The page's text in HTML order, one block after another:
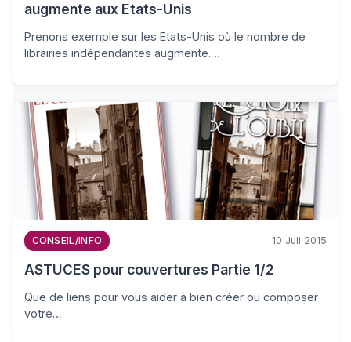
augmente aux Etats-Unis
Prenons exemple sur les Etats-Unis où le nombre de
librairies indépendantes augmente.…
CONSEIL/INFO 10 Juil 2015
ASTUCES pour couvertures Partie 1/2
Que de liens pour vous aider à bien créer ou composer
votre…